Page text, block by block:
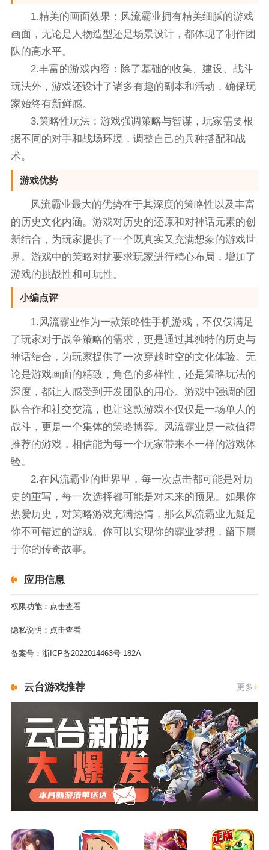
1.精美的画面效果：风流霸业拥有精美细腻的游戏
画面，无论是人物造型还是场景设计，都体现了制作团
队的高水平。
2.丰富的游戏内容：除了基础的收集、建设、战斗
玩法外，游戏还设计了诸多有趣的副本和活动，确保玩
家始终有新鲜感。
3.策略性玩法：游戏强调策略与智谋，玩家需要根
据不同的对手和战场环境，调整自己的兵种搭配和战
术。
游戏优势
风流霸业最大的优势在于其深度的策略性以及丰富
的历史文化内涵。游戏对历史的还原和对神话元素的创
新结合，为玩家提供了一个既真实又充满想象的游戏世
界。游戏中的策略对抗要求玩家进行精心布局，增加了
游戏的挑战性和可玩性。
小编点评
1.风流霸业作为一款策略性手机游戏，不仅仅满足
了玩家对于战争策略的需求，更是通过其独特的历史与
神话结合，为玩家提供了一次穿越时空的文化体验。无
论是游戏画面的精致，角色的多样性，还是策略玩法的
深度，都让人感受到开发团队的用心。游戏中强调的团
队合作和社交交流，也让这款游戏不仅仅是一场单人的
战斗，更是一个集体的策略博弈。风流霸业是一款值得
推荐的游戏，相信能为每一个玩家带来不一样的游戏体
验。
2.在风流霸业的世界里，每一次点击都可能是对历
史的重写，每一次选择都可能是对未来的预见。如果你
热爱历史，对策略游戏充满热情，那么风流霸业无疑是
你不可错过的游戏。你可以实现你的霸业梦想，留下属
于你的传奇故事。
应用信息
权限功能： 点击查看
隐私说明： 点击查看
备案号： 浙ICP备2022014463号-182A
云台游戏推荐 更多+